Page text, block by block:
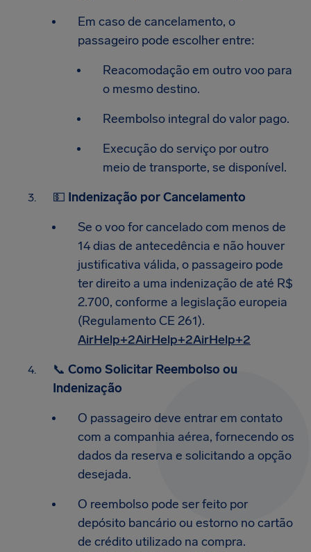
Em caso de cancelamento, o
passageiro pode escolher entre:
Reacomodação em outro voo para
o mesmo destino.
Reembolso integral do valor pago.
Execução do serviço por outro
meio de transporte, se disponível.
💵 Indenização por Cancelamento
Se o voo for cancelado com menos de
14 dias de antecedência e não houver
justificativa válida, o passageiro pode
ter direito a uma indenização de até R$
2.700, conforme a legislação europeia
(Regulamento CE 261).​
AirHelp+2AirHelp+2AirHelp+2
📞 Como Solicitar Reembolso ou
Indenização
O passageiro deve entrar em contato
com a companhia aérea, fornecendo os
dados da reserva e solicitando a opção
desejada.
O reembolso pode ser feito por
depósito bancário ou estorno no cartão
de crédito utilizado na compra.​